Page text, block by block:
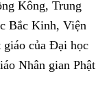
Kông, Trung
Bắc Kinh, Viện
giáo của Đại học
Nhân gian Phật